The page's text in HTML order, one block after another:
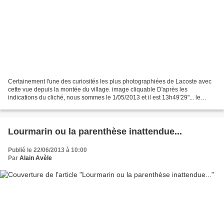
Certainement l'une des curiosités les plus photographiées de Lacoste avec
cette vue depuis la montée du village. image cliquable D'après les
indications du cliché, nous sommes le 1/05/2013 et il est 13h49'29"... le
Lourmarin ou la parenthèse inattendue...
Publié le 22/06/2013 à 10:00
Par Alain Avèle